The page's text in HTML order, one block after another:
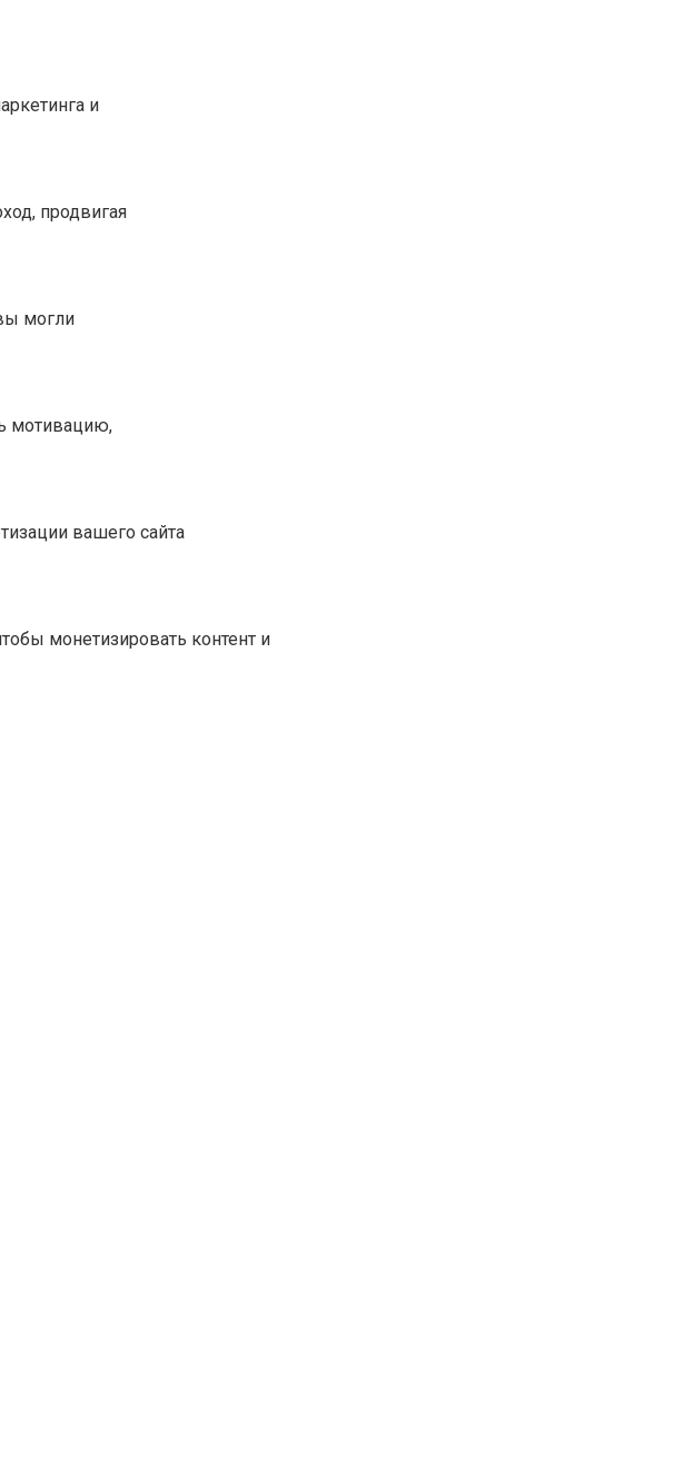
и
продвигая
могли
мотивацию,
вашего сайта
монетизировать контент и